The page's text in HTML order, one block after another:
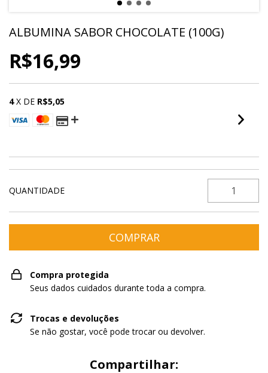
ALBUMINA SABOR CHOCOLATE (100G)
R$16,99
4 X DE R$5,05
QUANTIDADE
Compra protegida
Seus dados cuidados durante toda a compra.
Trocas e devoluções
Se não gostar, você pode trocar ou devolver.
Compartilhar: